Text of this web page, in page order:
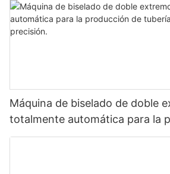
Máquina de biselado de doble
totalmente automática para la
tuberías de alta eficiencia y